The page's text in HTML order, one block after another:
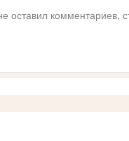
оставил комментариев,